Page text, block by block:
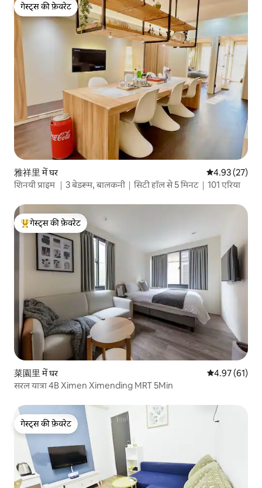
गेस्ट्स की फ़ेवरेट
गेस्ट्स की फ़ेवरेट
雅祥里 में घर औसत रेटिंग 5 में
4.93 (27)
शिनयी प्राइम ｜3 बेडरूम, बालकनी｜सिटी हॉल से 5 मिनट｜101 एरिया
गेस्ट्स का टॉप फ़ेवरेट
गेस्ट्स की फ़ेवरेट
菜園里 में घर औसत रेटिंग 5 में
4.97 (61)
सरल यात्रा 4B Ximen Ximending MRT 5Min
गेस्ट्स की फ़ेवरेट
गेस्ट्स की फ़ेवरेट